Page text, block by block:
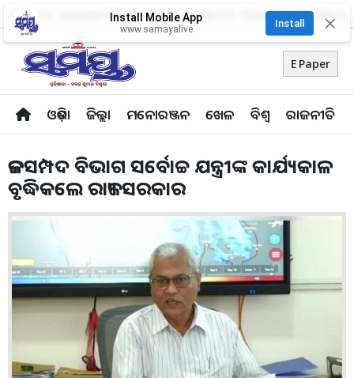
About Us Advertise With Us Career Contact Us Privacy Policy
E Paper
ଓଡ଼ିଶା ଜିଲ୍ଲା ମନୋରଞ୍ଜନ ଖେଳ ବିଶ୍ବ ରାଜନୀତି
Install Mobile App
www.samayalive
Install ✕
ଜଳସମ୍ପଦ ବିଭାଗ ସର୍ବୋଚ୍ଚ ଯନ୍ତ୍ରୀଙ୍କ କାର୍ଯ୍ୟକାଳ
ବୃଦ୍ଧିକଲେ ରାଜ୍ୟ ସରକାର